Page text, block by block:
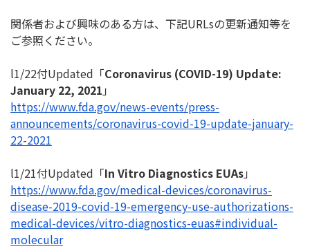
関係者および興味のある方は、下記URLsの更新通知等を
ご参照ください。
l1/22付Updated「Coronavirus (COVID-19) Update:
January 22, 2021 」
https://www.fda.gov/news-events/press-
announcements/coronavirus-covid-19-update-january-
22-2021
l1/21付Updated「In Vitro Diagnostics EUAs」
https://www.fda.gov/medical-devices/coronavirus-
disease-2019-covid-19-emergency-use-authorizations-
medical-devices/vitro-diagnostics-euas#individual-
molecular